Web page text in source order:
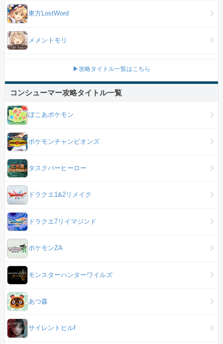
東方LostWord
メメントモリ
▶攻略タイトル一覧はこちら
コンシューマー攻略タイトル一覧
ぽこあポケモン
ポケモンチャンピオンズ
タスクバーヒーロー
ドラクエ1&2リメイク
ドラクエ7リイマジンド
ポケモンZA
モンスターハンターワイルズ
あつ森
サイレントヒルf